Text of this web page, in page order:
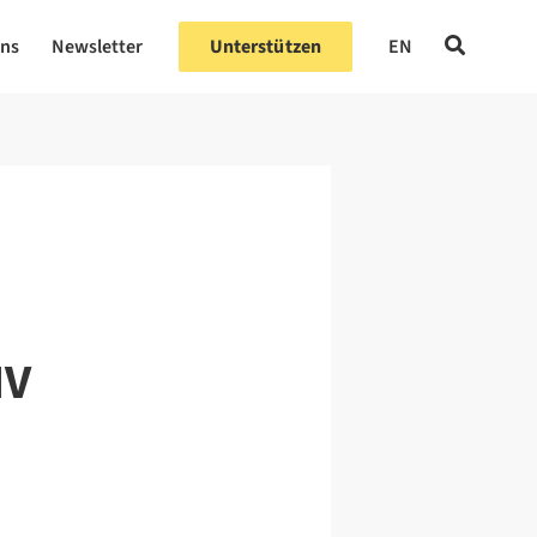
Newsletter Unterstützen EN